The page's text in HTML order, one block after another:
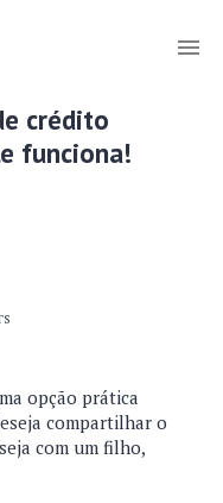
crédito
funciona!
opção prática
compartilhar o
com um filho,